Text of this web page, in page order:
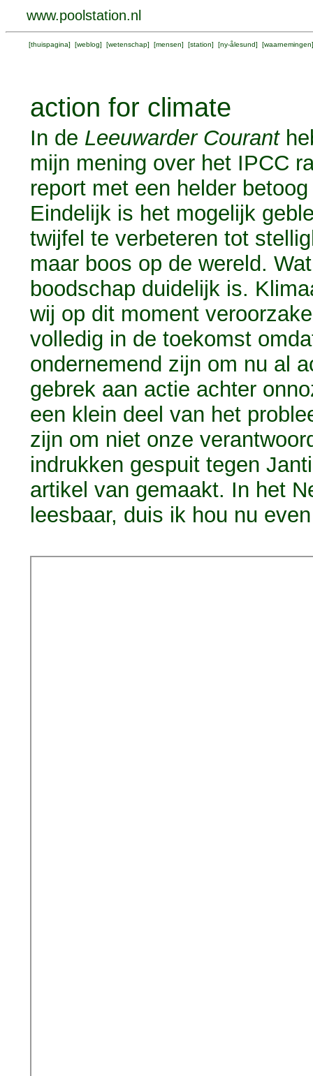
www.poolstation.nl
[thuispagina] [weblog] [wetenschap] [mensen] [station] [ny-ålesund] [waarnemingen
action for climate
In de Leeuwarder Courant
mijn mening over het IPCC
report met een helder
Eindelijk is het mogelijk
twijfel te verbeteren tot
maar boos op de wereld.
boodschap duidelijk is.
wij op dit moment
volledig in de toekomst
ondernemend zijn om nu al
gebrek aan actie achter
een klein deel van het
zijn om niet onze
indrukken gespuit tegen
artikel van gemaakt. In het
leesbaar, duis ik hou nu